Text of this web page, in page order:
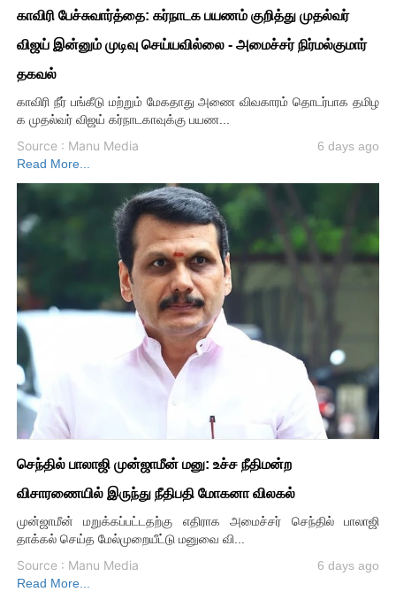
காவிரி பேச்சுவார்த்தை: கர்நாடக பயணம் குறித்து முதல்வர்
விஜய் இன்னும் முடிவு செய்யவில்லை - அமைச்சர் நிர்மல்குமார்
தகவல்
காவிரி நீர் பங்கீடு மற்றும் மேகதாது அணை விவகாரம் தொடர்பாக தமிழ
க முதல்வர் விஜய் கர்நாடகாவுக்கு பயண...
Source : Manu Media
6 days ago
Read More...
செந்தில் பாலாஜி முன்ஜாமீன் மனு: உச்ச நீதிமன்ற
விசாரணையில் இருந்து நீதிபதி மோகனா விலகல்
முன்ஜாமீன் மறுக்கப்பட்டதற்கு எதிராக அமைச்சர் செந்தில் பாலாஜி
தாக்கல் செய்த மேல்முறையீட்டு மனுவை வி...
Source : Manu Media
6 days ago
Read More...